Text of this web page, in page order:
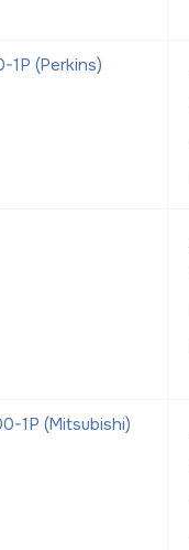
1Р (Perkins)
1Р (Mitsubishi)